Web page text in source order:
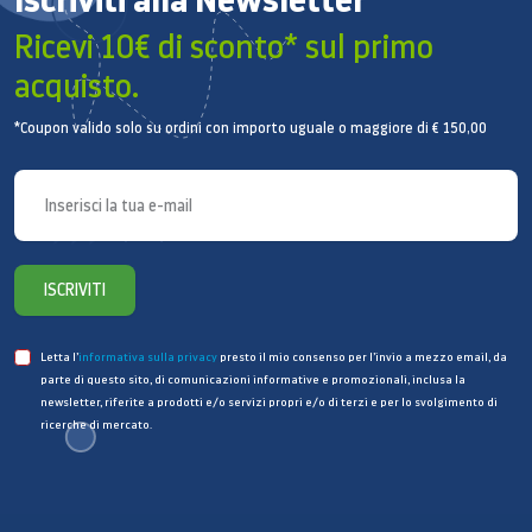
applicazioni preferite, i video salvati e fa accedere
ciascuno direttamente ai propri profili personali sui
social network. Con le applicazioni fitness hai un
personal trainer tutto per te: Smart TV riconosce la
tua posizione e ti aiuta a correggerti per ottenere il
I tuoi contenuti sempre
con te.
Uno spazio dedicato ai tuoi
contenuti.
Cloud è uno spazio online gratuito e sicuro dove
archiviare i tuoi contenuti e averli sempre a
Ricevi 10€ di sconto* sul primo
acquisto.
*Coupon valido solo su ordini con importo uguale o maggiore di € 150,00
ISCRIVITI
Letta l’informativa sulla privacy presto il mio consenso per l’invio a mezzo email, da
parte di questo sito, di comunicazioni informative e promozionali, inclusa la
newsletter, riferite a prodotti e/o servizi propri e/o di terzi e per lo svolgimento di
ricerche di mercato.